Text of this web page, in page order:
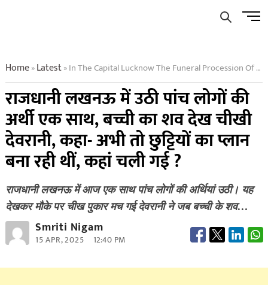
Menu
Home»Latest»In The Capital Lucknow The Funeral Procession Of Five People Was Taken Out Together Seeing The Dead Body Of The Girl
राजधानी लखनऊ में उठी पांच लोगों की
अर्थी एक साथ, बच्ची का शव देख चीखी
देवरानी, कहा- अभी तो छुट्टियों का प्लान
बना रही थीं, कहां चली गई ?
राजधानी लखनऊ में आज एक साथ पांच लोगों की अर्थियां उठी। यह
देखकर मौके पर चीख पुकार मच गई देवरानी ने जब बच्ची के शव…
Smriti Nigam
15 APR, 2025 12:40 PM